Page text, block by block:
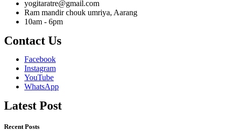
yogitaratre@gmail.com
Ram mandir chouk umriya, Aarang
10am - 6pm
Contact Us
Facebook
Instagram
YouTube
WhatsApp
Latest Post
Recent Posts